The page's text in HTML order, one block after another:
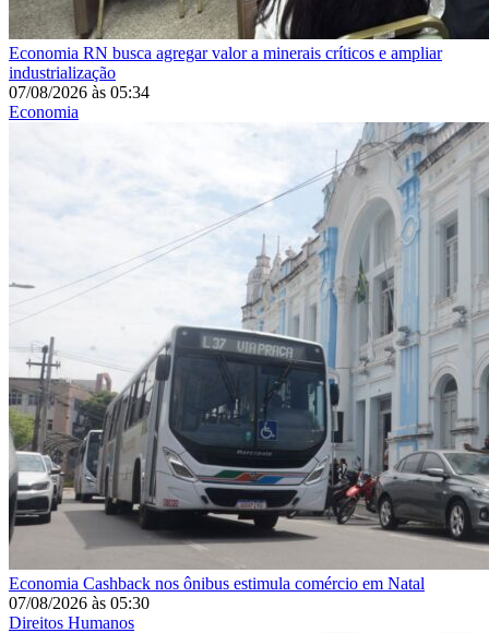
Economia RN busca agregar valor a minerais críticos e ampliar
industrialização
07/08/2026 às 05:34
Economia
Economia Cashback nos ônibus estimula comércio em Natal
07/08/2026 às 05:30
Direitos Humanos